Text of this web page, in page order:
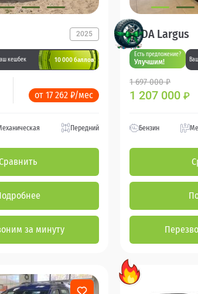
2025
кешбек 10 000 баллов
от 17 262 ₽/мес
Передний
за минуту
LADA Largus
Есть предложение?
Улучшим!
1 697 000 ₽
1 207 000₽
Бензин